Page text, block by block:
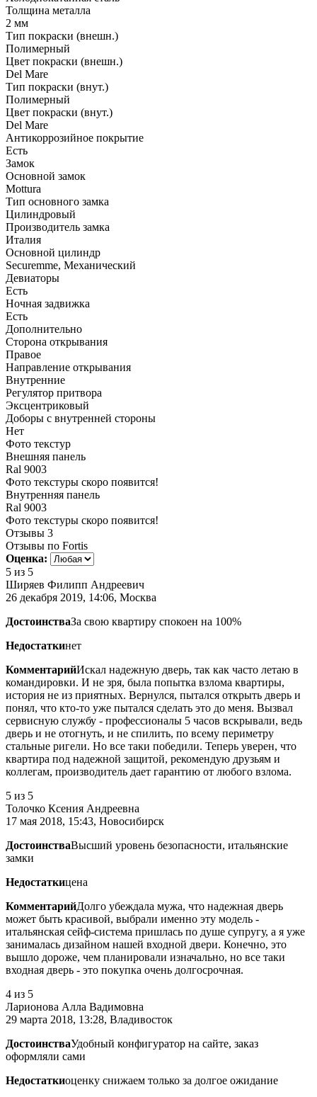
Толщина металла
2 мм
Тип покраски (внешн.)
Полимерный
Цвет покраски (внешн.)
Del Mare
Тип покраски (внут.)
Полимерный
Цвет покраски (внут.)
Del Mare
Антикоррозийное покрытие
Есть
Замок
Основной замок
Mottura
Тип основного замка
Цилиндровый
Производитель замка
Италия
Основной цилиндр
Securemme, Механический
Девиаторы
Есть
Ночная задвижка
Есть
Дополнительно
Сторона открывания
Правое
Направление открывания
Внутренние
Регулятор притвора
Эксцентриковый
Доборы с внутренней стороны
Нет
Фото текстур
Внешняя панель
Ral 9003
Фото текстуры скоро появится!
Внутренняя панель
Ral 9003
Фото текстуры скоро появится!
Отзывы 3
Отзывы по Fortis
Оценка:
5 из 5
Ширяев Филипп Андреевич
26 декабря 2019, 14:06, Москва
ДостоинстваЗа свою квартиру спокоен на 100%
Недостаткинет
КомментарийИскал надежную дверь, так как часто летаю в
командировки. И не зря, была попытка взлома квартиры,
история не из приятных. Вернулся, пытался открыть дверь и
понял, что кто-то уже пытался сделать это до меня. Вызвал
сервисную службу - профессионалы 5 часов вскрывали, ведь
дверь и не отогнуть, и не спилить, по всему периметру
стальные ригели. Но все таки победили. Теперь уверен, что
квартира под надежной защитой, рекомендую друзьям и
коллегам, производитель дает гарантию от любого взлома.
5 из 5
Толочко Ксения Андреевна
17 мая 2018, 15:43, Новосибирск
ДостоинстваВысший уровень безопасности, итальянские
замки
Недостаткицена
КомментарийДолго убеждала мужа, что надежная дверь
может быть красивой, выбрали именно эту модель -
итальянская сейф-система пришлась по душе супругу, а я уже
занималась дизайном нашей входной двери. Конечно, это
вышло дороже, чем планировали изначально, но все таки
входная дверь - это покупка очень долгосрочная.
4 из 5
Ларионова Алла Вадимовна
29 марта 2018, 13:28, Владивосток
ДостоинстваУдобный конфигуратор на сайте, заказ
оформляли сами
Недостаткиоценку снижаем только за долгое ожидание